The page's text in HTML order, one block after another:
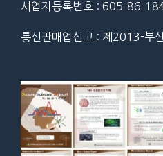
사업자등록번호 : 605-86-
통신판매업신고 : 제2013-부